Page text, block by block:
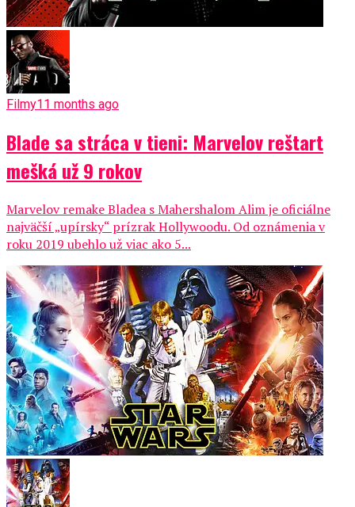
Filmy11 months ago
Blade sa stráca v tieni: Marvelov reštart
mešká už 9 rokov
Marvelov remake Bladea s Mahershalom Alim je oficiálne
najväčší „upírsky“ prízrak Hollywoodu. Od oznámenia v
roku 2019 ubehlo už viac ako 5...